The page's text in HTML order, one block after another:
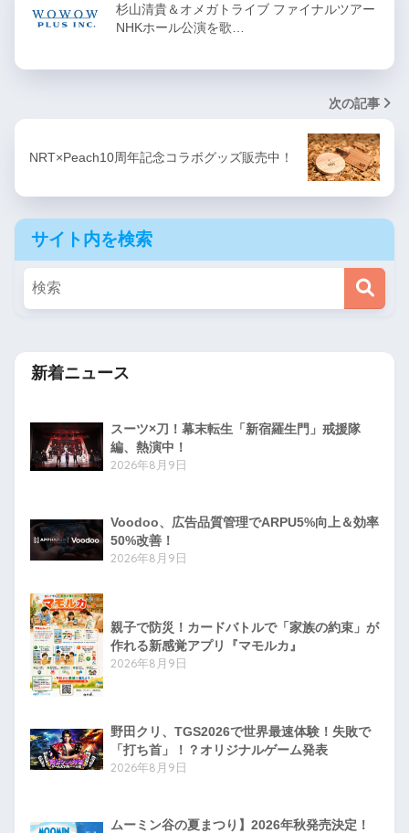
杉山清貴＆オメガトライブ ファイナルツアー
NHKホール公演を歌…
次の記事
NRT×Peach10周年記念コラボグッズ販売中！
サイト内を検索
新着ニュース
スーツ×刀！幕末転生「新宿羅生門」戒援隊
編、熱演中！
2026年8月9日
Voodoo、広告品質管理でARPU5%向上＆効率
50%改善！
2026年8月9日
親子で防災！カードバトルで「家族の約束」が
作れる新感覚アプリ『マモルカ』
2026年8月9日
野田クリ、TGS2026で世界最速体験！失敗で
「打ち首」！？オリジナルゲーム発表
2026年8月9日
ムーミン谷の夏まつり】2026年秋発売決定！